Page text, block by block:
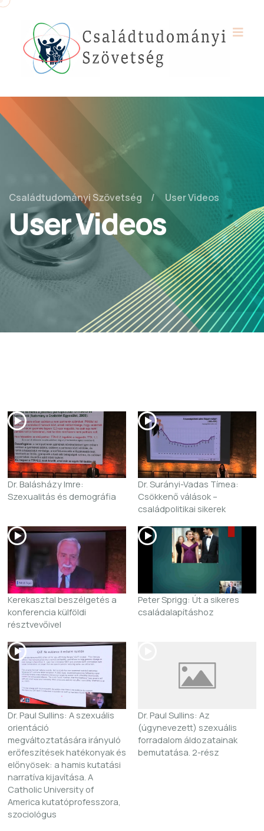
Családtudományi Szövetség User Videos
User Videos
Dr. Balásházy Imre:
Szexualitás és demográfia
Dr. Surányi-Vadas Tímea:
Csökkenő válások –
családpolitikai sikerek
Kerekasztal beszélgetés a
konferencia külföldi
résztvevőivel
Peter Sprigg: Út a sikeres
családalapításhoz
Dr. Paul Sullins: A szexuális
orientáció
megváltoztatására irányuló
erőfeszítések hatékonyak és
előnyösek: a hamis kutatási
narratíva kijavítása. A
Catholic University of
America kutatóprofesszora,
szociológus
Dr. Paul Sullins: Az
(úgynevezett) szexuális
forradalom áldozatainak
bemutatása. 2-rész